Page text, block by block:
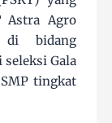
Astra Agro
di bidang
Gala
tingkat